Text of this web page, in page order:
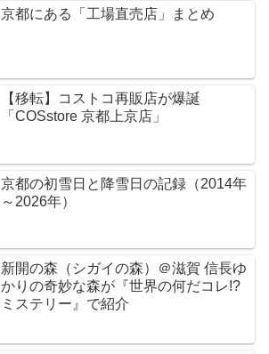
京都にある「工場直売店」まとめ
【移転】コストコ再販店が爆誕
「COSstore 京都上京店」
京都の初雪日と降雪日の記録（2014年
～2026年）
新開の森（シガイの森）＠滋賀 信長ゆ
かりの奇妙な森が『世界の何だコレ!?
ミステリー』で紹介